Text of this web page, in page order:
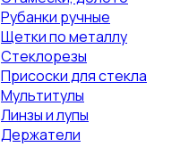
Рубанки ручные
Щетки по металлу
Стеклорезы
Присоски для стекла
Мультитулы
Линзы и лупы
Держатели